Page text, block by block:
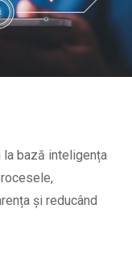
la bază inteligența
și reducând